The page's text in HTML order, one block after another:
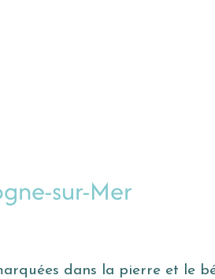
sur-Mer
dans la pierre et le